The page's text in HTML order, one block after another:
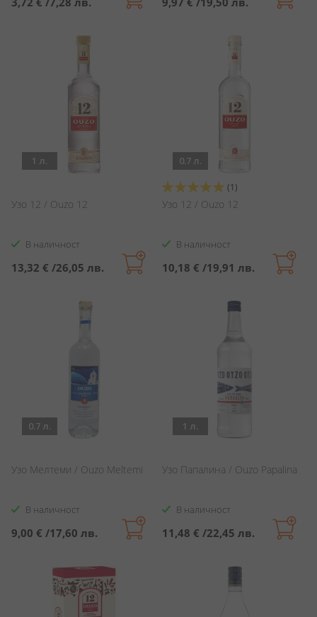
1 л.
Узо 12 / Ouzo 12
В наличност
13,32 € /26,05 лв.
0.7 л.
Оценка:
100%
(1)
Узо 12 / Ouzo 12
В наличност
10,18 € /19,91 лв.
0.7 л.
Узо Мелтеми / Ouzo Meltemi
В наличност
9,00 € /17,60 лв.
1 л.
Узо Папалина / Ouzo Papalina
В наличност
11,48 € /22,45 лв.